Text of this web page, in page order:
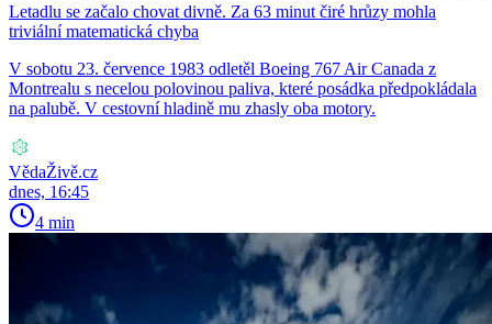
Letadlu se začalo chovat divně. Za 63 minut čiré hrůzy mohla
triviální matematická chyba
V sobotu 23. července 1983 odletěl Boeing 767 Air Canada z
Montrealu s necelou polovinou paliva, které posádka předpokládala
na palubě. V cestovní hladině mu zhasly oba motory.
VědaŽivě.cz
dnes, 16:45
4 min